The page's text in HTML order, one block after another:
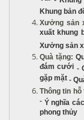
Khung bản
Xưởng sản
xuất khung
Xưởng sản
Quà tặng:
đám cưới -
gặp mặt -
Thông tin
- Ý nghĩa
phong thủy